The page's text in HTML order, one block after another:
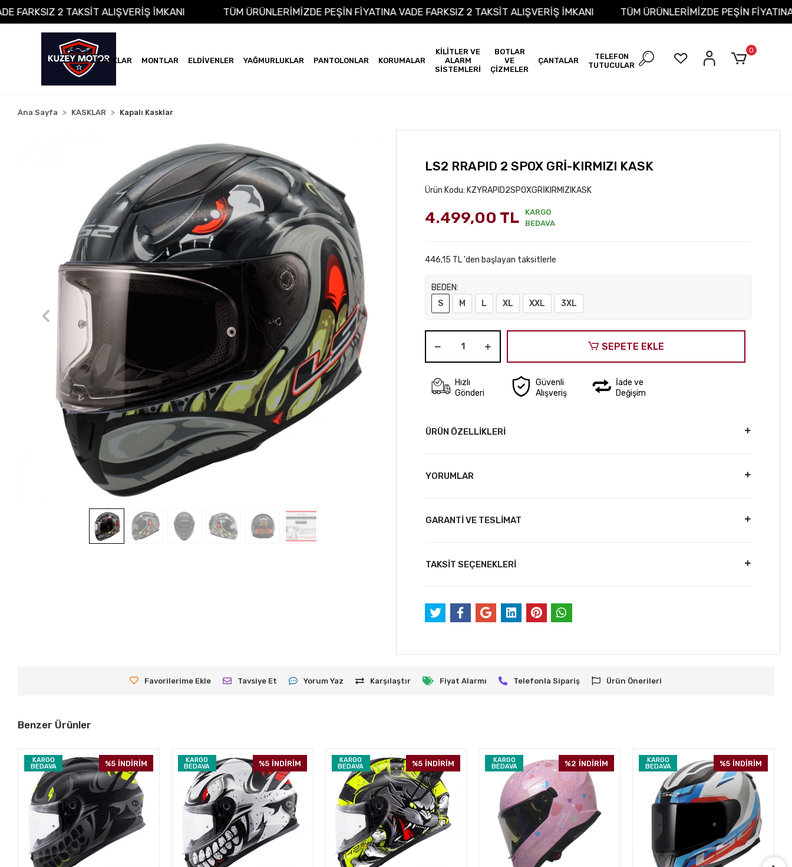
VADE FARKSIZ 2 TAKSİT ALIŞVERİŞ İMKANI TÜM ÜRÜNLERİMİZDE PEŞİN FİYATINA VADE FARKSIZ 2 TAKSİT ALIŞVERİŞ İMKANI TÜM ÜRÜNLERİMİZDE PEŞİN
KASKLAR MONTLAR ELDİVENLER YAĞMURLUKLAR PANTOLONLAR KORUMALAR
KİLİTLER VE
ALARM
SİSTEMLERİ
BOTLAR
VE
ÇİZMELER
ÇANTALAR
TELEFON
TUTUCULAR
0
Ana Sayfa KASKLAR Kapalı Kasklar
LS2 RRAPID 2 SPOX GRİ-KIRMIZI KASK
Ürün Kodu: KZYRAPID2SPOXGRİKIRMIZIKASK
4.499,00 TL
KARGO
BEDAVA
446,15 TL 'den başlayan taksitlerle
BEDEN:
S
M L XL XXL 3XL
SEPETE EKLE
Hızlı
Gönderi
Güvenli
Alışveriş
İade ve
Değişim
ÜRÜN ÖZELLİKLERİ
YORUMLAR
GARANTİ VE TESLİMAT
TAKSİT SEÇENEKLERİ
Favorilerime Ekle Tavsiye Et Yorum Yaz Karşılaştır Fiyat Alarmı Telefonla Sipariş Ürün Önerileri
Benzer Ürünler
KARGO
BEDAVA
%5 İNDİRİM
KARGO
BEDAVA
%5 İNDİRİM
KARGO
BEDAVA
%5 İNDİRİM
KARGO
BEDAVA
%2 İNDİRİM
KARGO
BEDAVA
%5 İNDİRİM